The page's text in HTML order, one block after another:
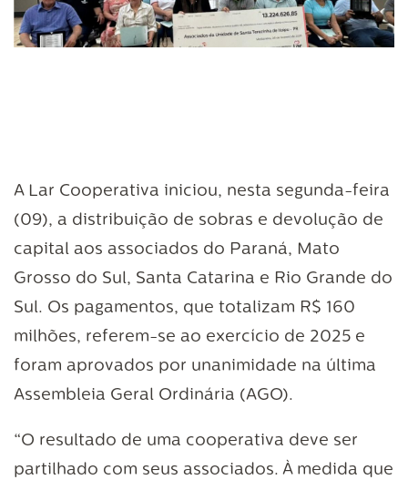
A Lar Cooperativa iniciou, nesta segunda-feira
(09), a distribuição de sobras e devolução de
capital aos associados do Paraná, Mato
Grosso do Sul, Santa Catarina e Rio Grande do
Sul. Os pagamentos, que totalizam R$ 160
milhões, referem-se ao exercício de 2025 e
foram aprovados por unanimidade na última
Assembleia Geral Ordinária (AGO).
“O resultado de uma cooperativa deve ser
partilhado com seus associados. À medida que